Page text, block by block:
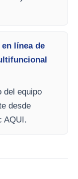
línea de
del equipo
desde
AQUI.